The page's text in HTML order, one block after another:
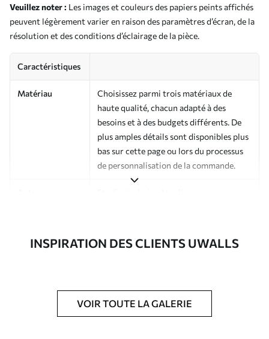
Veuillez noter : Les images et couleurs des papiers peints affichés
peuvent légèrement varier en raison des paramètres d’écran, de la
résolution et des conditions d’éclairage de la pièce.
Caractéristiques
Matériau
Choisissez parmi trois matériaux de
haute qualité, chacun adapté à des
besoins et à des budgets différents. De
plus amples détails sont disponibles plus
bas sur cette page ou lors du processus
de personnalisation de la commande.
Finition Semi-mate
Vernis protecteur et/ou colle pour
INSPIRATION DES CLIENTS UWALLS
VOIR TOUTE LA GALERIE